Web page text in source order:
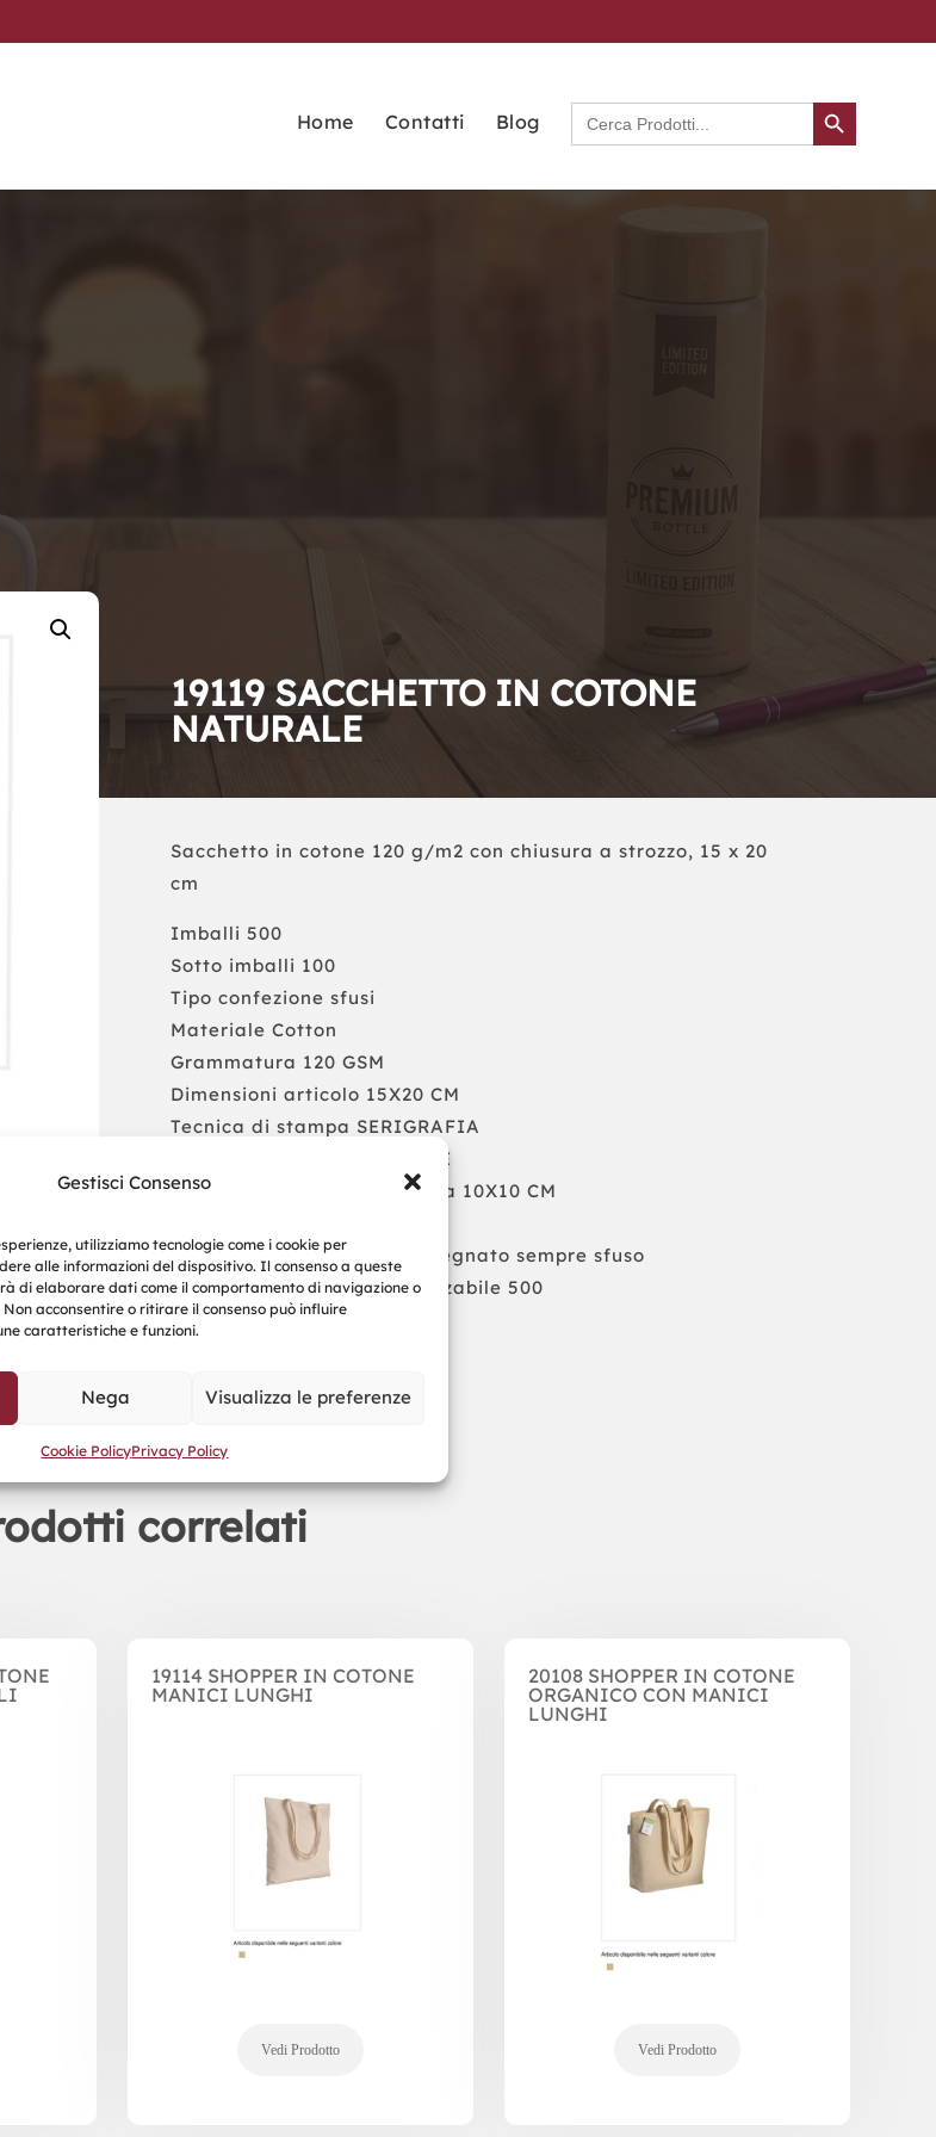
Gestisci Consenso
utilizziamo tecnologie come i cookie per
alle informazioni del dispositivo. Il consenso a queste
di elaborare dati come il comportamento di navigazione o
acconsentire o ritirare il consenso può influire
caratteristiche e funzioni.
Nega Visualizza le preferenze
Cookie PolicyPrivacy Policy
Home Contatti Blog Search
for:
Search Button
19119 SACCHETTO IN COTONE
NATURALE
Sacchetto in cotone 120 g/m2 con chiusura a strozzo, 15 x 20
cm
Imballi 500
Sotto imballi 100
Tipo confezione sfusi
Materiale Cotton
Grammatura 120 GSM
Dimensioni articolo 15X20 CM
Tecnica di stampa SERIGRAFIA
Posizione stampa CENTRALE
Dimensione stampa massima 10X10 CM
Tipo confezionamento Consegnato sempre sfuso
Quantità minima personalizzabile 500
correlati
19114 SHOPPER IN COTONE
MANICI LUNGHI
20108 SHOPPER IN COTONE
ORGANICO CON MANICI
LUNGHI